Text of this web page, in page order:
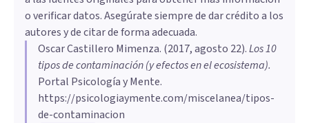
o verificar datos. Asegúrate siempre de dar crédito a los
autores y de citar de forma adecuada.
Oscar Castillero Mimenza. (2017, agosto 22).Los 10
tipos de contaminación (y efectos en el ecosistema).
Portal Psicología y Mente.
https://psicologiaymente.com/miscelanea/tipos-
de-contaminacion